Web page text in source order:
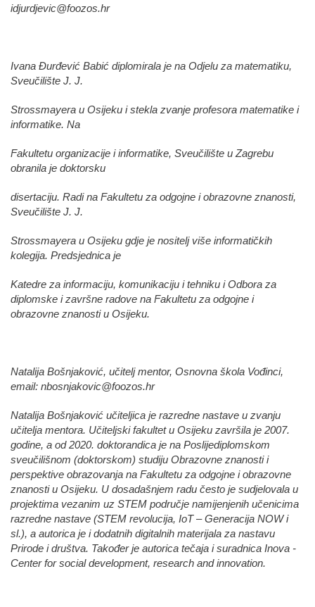
idjurdjevic@foozos.hr
Ivana Đurđević Babić diplomirala je na Odjelu za matematiku,
Sveučilište J. J.
Strossmayera u Osijeku i stekla zvanje profesora matematike i
informatike. Na
Fakultetu organizacije i informatike, Sveučilište u Zagrebu
obranila je doktorsku
disertaciju. Radi na Fakultetu za odgojne i obrazovne znanosti,
Sveučilište J. J.
Strossmayera u Osijeku gdje je nositelj više informatičkih
kolegija. Predsjednica je
Katedre za informaciju, komunikaciju i tehniku i Odbora za
diplomske i završne radove na Fakultetu za odgojne i
obrazovne znanosti u Osijeku.
Natalija Bošnjaković, učitelj mentor, Osnovna škola Vođinci,
email: nbosnjakovic@foozos.hr
Natalija Bošnjaković učiteljica je razredne nastave u zvanju
učitelja mentora. Učiteljski fakultet u Osijeku završila je 2007.
godine, a od 2020. doktorandica je na Poslijediplomskom
sveučilišnom (doktorskom) studiju Obrazovne znanosti i
perspektive obrazovanja na Fakultetu za odgojne i obrazovne
znanosti u Osijeku. U dosadašnjem radu često je sudjelovala u
projektima vezanim uz STEM područje namijenjenih učenicima
razredne nastave (STEM revolucija, IoT – Generacija NOW i
sl.), a autorica je i dodatnih digitalnih materijala za nastavu
Prirode i društva. Također je autorica tečaja i suradnica Inova -
Center for social development, research and innovation.